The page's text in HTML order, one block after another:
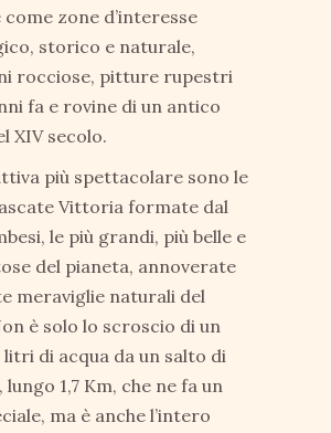
zone d’interesse
storico e naturale,
rocciose, pitture rupestri
fa e rovine di un antico
XIV secolo.
più spettacolare sono le
Vittoria formate dal
le più grandi, più belle e
del pianeta, annoverate
meraviglie naturali del
è solo lo scroscio di un
di acqua da un salto di
1,7 Km, che ne fa un
ma è anche l’intero